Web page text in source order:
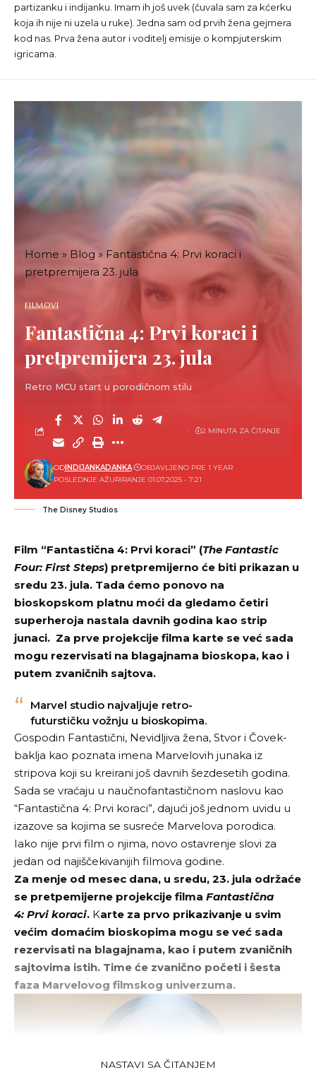
partizanku i indijanku. Imam ih još uvek (čuvala sam za kćerku
koja ih nije ni uzela u ruke). Jedna sam od prvih žena gejmera
kod nas. Prva žena autor i voditelj emisije o kompjuterskim
igricama.
Home » Blog» Fantastična 4: Prvi koraci i
pretpremijera 23. jula
FILMOVI
Fantastična 4: Prvi koraci i
pretpremijera 23. jula
Retro MCU start u porodičnom stilu
POSLEDNJE AŽURIRANJE 01.07.2025 - 7:21
ODINDIJANKADANKA OBJAVLJENO PRE 1 YEAR
2 MINUTA ZA ČITANJE
The Disney Studios
Film “Fantastična 4: Prvi koraci” (The Fantastic
Four: First Steps) pretpremijerno će biti prikazan u
sredu 23. jula. Tada ćemo ponovo na
bioskopskom platnu moći da gledamo četiri
superheroja nastala davnih godina kao strip
junaci. Za prve projekcije filma karte se već sada
mogu rezervisati na blagajnama bioskopa, kao i
putem zvaničnih sajtova.
Marvel studio najvaljuje retro-
futurstičku vožnju u bioskopima.
Gospodin Fantastični, Nevidljiva žena, Stvor i Čovek-
baklja kao poznata imena Marvelovih junaka iz
stripova koji su kreirani još davnih šezdesetih godina.
Sada se vraćaju u naučnofantastičnom naslovu kao
“Fantastična 4: Prvi koraci”, dajući još jednom uvidu u
izazove sa kojima se susreće Marvelova porodica.
Iako nije prvi film o njima, novo ostavrenje slovi za
jedan od najiščekivanijih filmova godine.
Za menje od mesec dana, u sredu, 23. jula održaće
se pretpemijerne projekcije filma Fantastična
4: Prvi koraci. Karte za prvo prikazivanje u svim
većim domaćim bioskopima mogu se već sada
rezervisati na blagajnama, kao i putem zvaničnih
sajtovima istih. Time će zvanično početi i šesta
faza Marvelovog filmskog univerzuma.
NASTAVI SA ČITANJEM